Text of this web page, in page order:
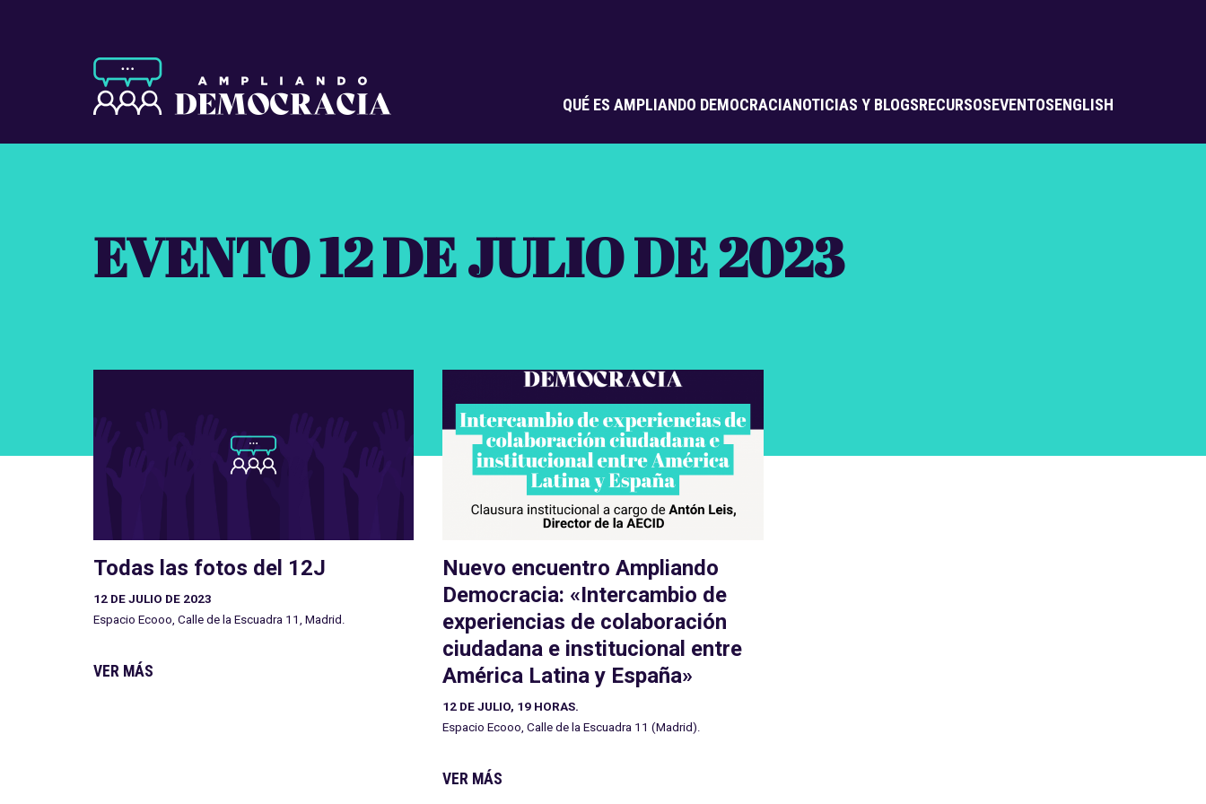
QUÉ ES AMPLIANDO DEMOCRACIANOTICIAS Y BLOGSRECURSOSEVENTOSENGLISH
EVENTO 12 DE JULIO DE 2023
Todas las fotos del 12J
12 DE JULIO DE 2023
Espacio Ecooo, Calle de la Escuadra 11, Madrid.
VER MÁS
Nuevo encuentro Ampliando
Democracia: «Intercambio de
experiencias de colaboración
ciudadana e institucional entre
América Latina y España»
12 DE JULIO, 19 HORAS.
Espacio Ecooo, Calle de la Escuadra 11 (Madrid).
VER MÁS